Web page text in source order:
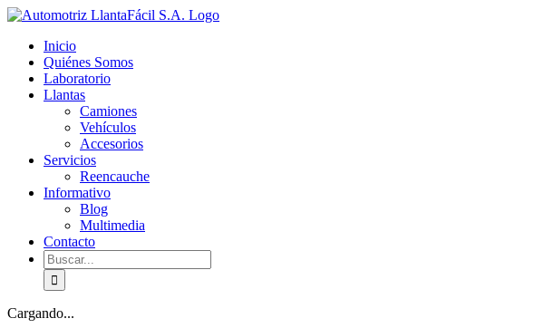
Skip
content
facebook
youtube
Inicio
Quiénes Somos
Laboratorio
Llantas
Camiones
Vehículos
Accesorios
Servicios
Reencauche
Informativo
Blog
Multimedia
Contacto
Buscar:
Cargando...